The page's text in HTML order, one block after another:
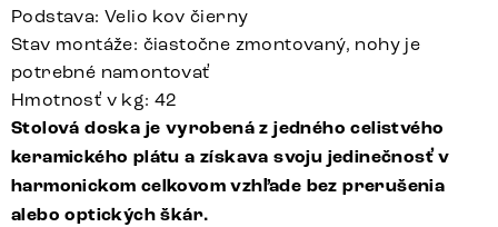
Podstava: Velio kov čierny
Stav montáže: čiastočne zmontovaný, nohy je
potrebné namontovať
Hmotnosť v kg: 42
Stolová doska je vyrobená z jedného celistvého
keramického plátu a získava svoju jedinečnosť v
harmonickom celkovom vzhľade bez prerušenia
alebo optických škár.